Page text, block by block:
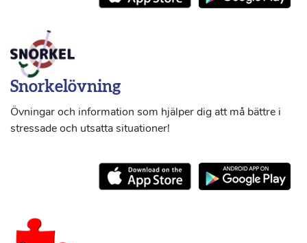
Snorkelövning
Övningar och information som hjälper dig att må bättre i
stressade och utsatta situationer!